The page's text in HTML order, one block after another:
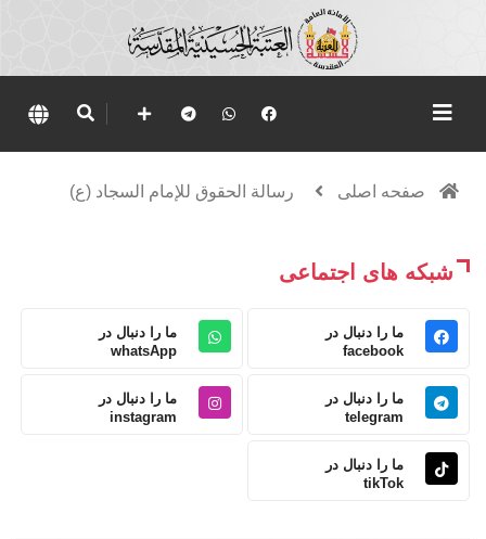
صفحه اصلی رسالة الحقوق للإمام السجاد (ع)
شبکه های اجتماعی
ما را دنبال در
facebook
ما را دنبال در
whatsApp
ما را دنبال در
telegram
ما را دنبال در
instagram
ما را دنبال در
tikTok